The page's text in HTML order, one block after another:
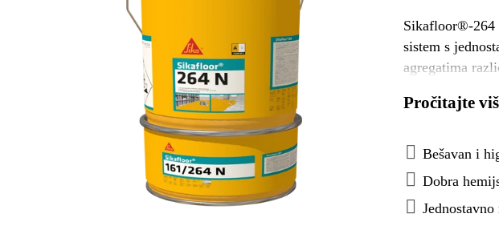
Sikafloor®-264
sistem s
agregatima
Pročitajte
Bešavan i
Dobra
Jednostavno